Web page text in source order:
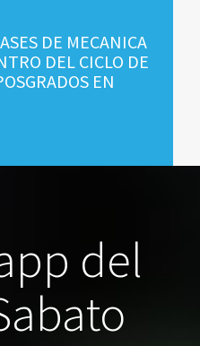
DE MECANICA
DEL CICLO DE
EN
del